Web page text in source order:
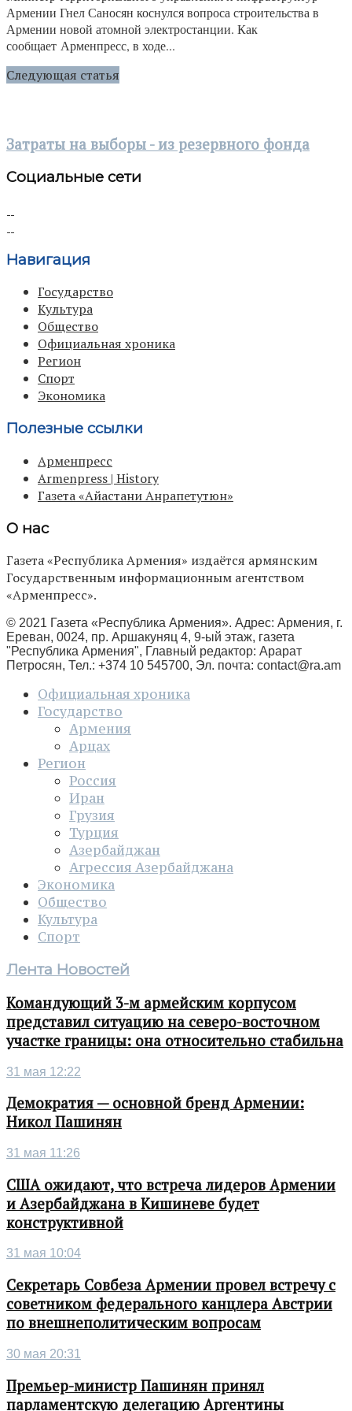
Армении Гнел Саносян коснулся вопроса строительства в
Армении новой атомной электростанции. Как
сообщает Арменпресс, в ходе...
Следующая статья
Затраты на выборы - из резервного фонда
Социальные сети
Навигация
Государство
Культура
Общество
Официальная хроника
Регион
Спорт
Экономика
Полезные ссылки
Арменпресс
Armenpress | History
Газета «Айастани Анрапетутюн»
О нас
Газета «Республика Армения» издаётся армянским
Государственным информационным агентством
«Арменпресс».
© 2021 Газета «Республика Армения». Адрес: Армения, г.
Ереван, 0024, пр. Аршакуняц 4, 9-ый этаж, газета
"Республика Армения", Главный редактор: Арарат
Петросян, Тел.: +374 10 545700, Эл. почта: contact@ra.am
Официальная хроника
Государство
Армения
Арцах
Регион
Россия
Иран
Грузия
Турция
Азербайджан
Агрессия Азербайджана
Экономика
Общество
Культура
Спорт
Лента Новостей
Командующий 3-м армейским корпусом
представил ситуацию на северо-восточном
участке границы: она относительно стабильна
31 мая 12:22
Демократия — основной бренд Армении:
Никол Пашинян
31 мая 11:26
США ожидают, что встреча лидеров Армении
и Азербайджана в Кишиневе будет
конструктивной
31 мая 10:04
Секретарь Совбеза Армении провел встречу с
советником федерального канцлера Австрии
по внешнеполитическим вопросам
30 мая 20:31
Премьер-министр Пашинян принял
парламентскую делегацию Аргентины